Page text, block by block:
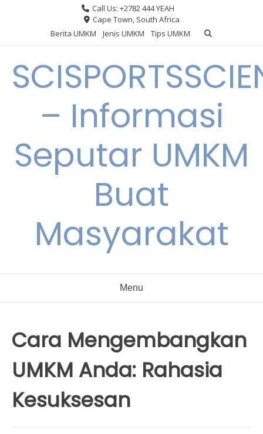
Call Us: +2782 444 YEAH
Cape Town, South Africa
Berita UMKM
Jenis UMKM Tips UMKM
– Informasi
Seputar UMKM
Buat
Masyarakat
Menu
Cara Mengembangkan
UMKM Anda: Rahasia
Kesuksesan